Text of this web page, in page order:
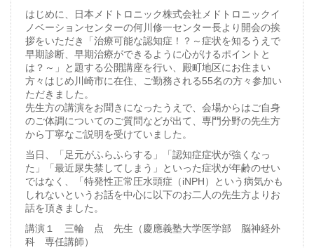
はじめに、日本メドトロニック株式会社メドトロニックイ
ノベーションセンターの何川修一センター長より開会の挨
拶をいただき「治療可能な認知症！？～症状を知るうえで
早期診断、早期治療ができるように心がけるポイントと
は？～」と題する公開講座を行い、殿町地区にお住まい
方々はじめ川崎市に在住、ご勤務される55名の方々参加い
ただきました。
先生方の講演をお聞きになったうえで、会場からはご自身
のご体調についてのご質問などが出て、専門分野の先生方
から丁寧なご説明を受けていました。
当日、「足元がふらふらする」「認知症症状が強くなっ
た」「最近尿失禁してしまう」といった症状が年齢のせい
ではなく、「特発性正常圧水頭症（iNPH）という病気かも
しれないというお話を中心に以下のお二人の先生方よりお
話を頂きました。
講演１ 三輪 点 先生（慶應義塾大学医学部 脳神経外
科 専任講師）